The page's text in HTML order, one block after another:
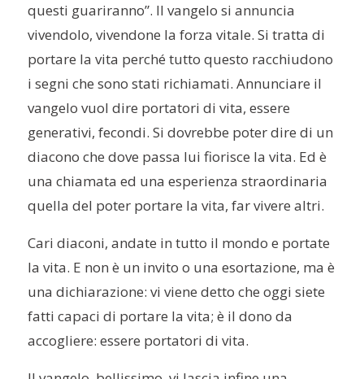
questi guariranno”. Il vangelo si annuncia
vivendolo, vivendone la forza vitale. Si tratta di
portare la vita perché tutto questo racchiudono
i segni che sono stati richiamati. Annunciare il
vangelo vuol dire portatori di vita, essere
generativi, fecondi. Si dovrebbe poter dire di un
diacono che dove passa luifiorisce la vita. Ed è
una chiamata ed una esperienza straordinaria
quella del poter portare la vita, far vivere altri.
Cari diaconi, andate in tutto il mondo e portate
la vita. E non è un invito o una esortazione, ma è
una dichiarazione: vi viene detto che oggi siete
fatti capaci di portare la vita; è il dono da
accogliere: essere portatori di vita.